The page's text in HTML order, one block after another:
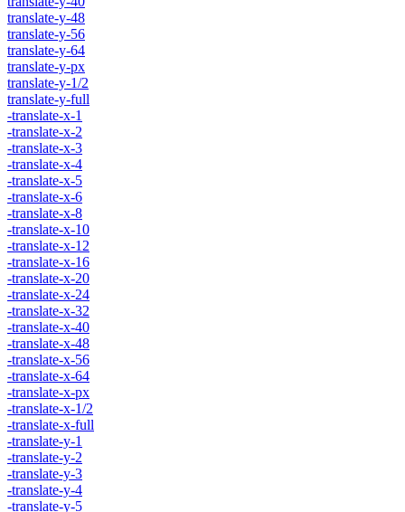
translate-y-48
translate-y-56
translate-y-64
translate-y-px
translate-y-1/2
translate-y-full
-translate-x-1
-translate-x-2
-translate-x-3
-translate-x-4
-translate-x-5
-translate-x-6
-translate-x-8
-translate-x-10
-translate-x-12
-translate-x-16
-translate-x-20
-translate-x-24
-translate-x-32
-translate-x-40
-translate-x-48
-translate-x-56
-translate-x-64
-translate-x-px
-translate-x-1/2
-translate-x-full
-translate-y-1
-translate-y-2
-translate-y-3
-translate-y-4
-translate-y-5